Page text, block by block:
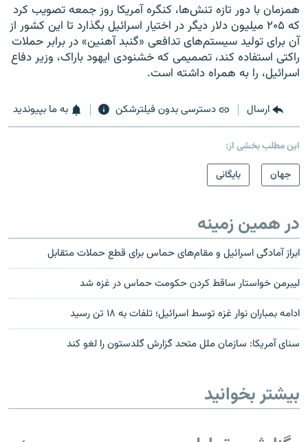
همزمان با دور تازه تنش‌ها، کنگره آمریکا روز جمعه تصویب کرد
که ۲۰۵ میلیون دلار دیگر در اختیار اسرائیل بگذارد تا این کشور از
آن برای تولید سیستم‌های تدافعی «گنبد آهنین» در برابر حملات
راکتی استفاده کند، تصمیمی که خشنودی ایهود باراک، وزیر دفاع
اسرائیل، را به همراه داشته است.
ارسال دسترسی بدون فیلترشکن به ما بپیوندید
این مطلب بخشی از:
جهان
بایگانی
در همین زمینه
ابراز آمادگی اسرائیل و مقام‌های حماس برای قطع حملات متقابل
لیبرمن خواستار ساقط کردن حکومت حماس در غزه شد
ادامه بمباران نوار غزه توسط اسرائیل؛ تلفات به ۱۸ تن رسید
سنای آمریکا: سازمان ملل متحد گزارش گلدستون را لغو کند
بیشتر بخوانید